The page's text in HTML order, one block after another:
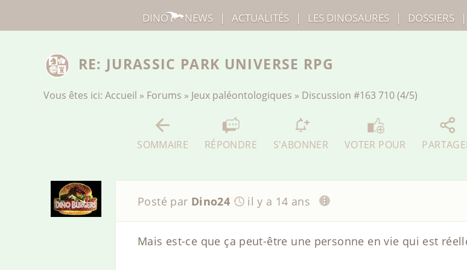
RE: JURASSIC PARK UNIVERSE RPG
Vous êtes ici: Accueil » Forums » Jeux paléontologiques » Discussion #163 710 (4/5)
SOMMAIRE RÉPONDRE S'ABONNER VOTER POUR
Posté par Dino24 il y a 14 ans
Mais est-ce que ça peut-être une personne en vie qui est
DINO NEWS | ACTUALITÉS | LES DINOSAURES | DOSSIERS |